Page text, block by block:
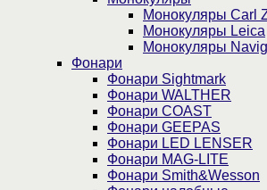
Монокуляры Carl
Монокуляры Leica
Монокуляры
Фонари
Фонари Sightmark
Фонари WALTHER
Фонари COAST
Фонари GEEPAS
Фонари LED LENSER
Фонари MAG-LITE
Фонари Smith&Wesson